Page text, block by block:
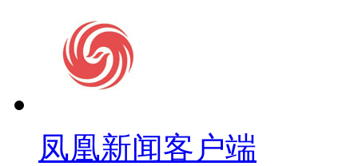
凤凰新闻客户端